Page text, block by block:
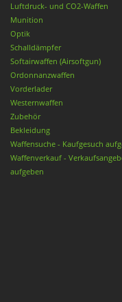
Luftdruck- und CO2-Waffen
Munition
Optik
Schalldämpfer
Softairwaffen (Airsoftgun)
Ordonnanzwaffen
Vorderlader
Westernwaffen
Zubehör
Bekleidung
Waffensuche - Kaufgesuch
Waffenverkauf -
aufgeben